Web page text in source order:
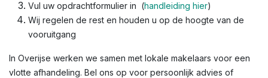
Vul uw opdrachtformulier in (handleiding hier)
Wij regelen de rest en houden u op de hoogte van de
vooruitgang
In Overijse werken we samen met lokale makelaars voor een
vlotte afhandeling. Bel ons op voor persoonlijk advies of